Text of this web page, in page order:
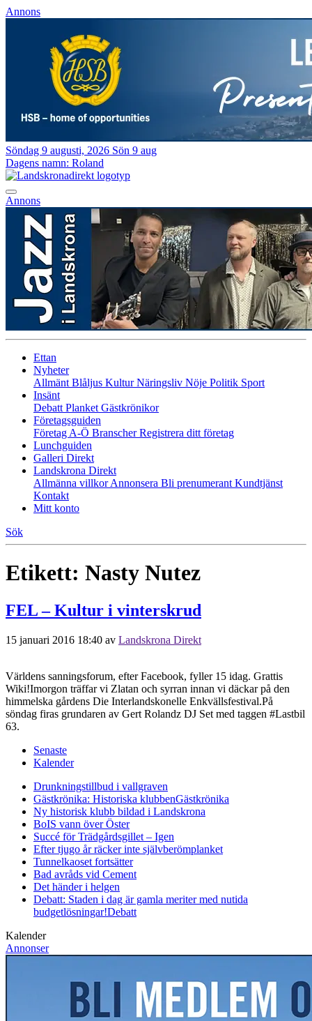
Annons
Söndag 9 augusti, 2026 Sön 9 aug
Dagens namn: Roland
Annons
Ettan
Nyheter
Allmänt Blåljus KulturNäringsliv Nöje Politik Sport
Insänt
Debatt Planket Gästkrönikor
Företagsguiden
Företag A-Ö BranscherRegistrera ditt företag
Lunchguiden
Galleri Direkt
Landskrona Direkt
Allmänna villkorAnnonsera Bli prenumerant Kundtjänst
Kontakt
Mitt konto
Sök
Etikett: Nasty Nutez
FEL – Kultur i vinterskrud
15 januari 2016 18:40 av Landskrona Direkt
Världens sanningsforum, efter Facebook, fyller 15 idag. Grattis
Wiki!Imorgon träffar vi Zlatan och syrran innan vi däckar på den
himmelska gårdens Die Interlandskonelle Enkvällsfestival.På
söndag firas grundaren av Gert Rolandz DJ Set med taggen #Lastbil
63.
Senaste
Kalender
Drunkningstillbud i vallgraven
Gästkrönika: Historiska klubbenGästkrönika
Ny historisk klubb bildad i Landskrona
BoIS vann över Öster
Succé för Trädgårdsgillet – Igen
Efter tjugo år räcker inte självberömplanket
Tunnelkaoset fortsätter
Bad avråds vid Cement
Det händer i helgen
Debatt: Staden i dag är gamla meriter med nutida
budgetlösningar!Debatt
Kalender
Annonser